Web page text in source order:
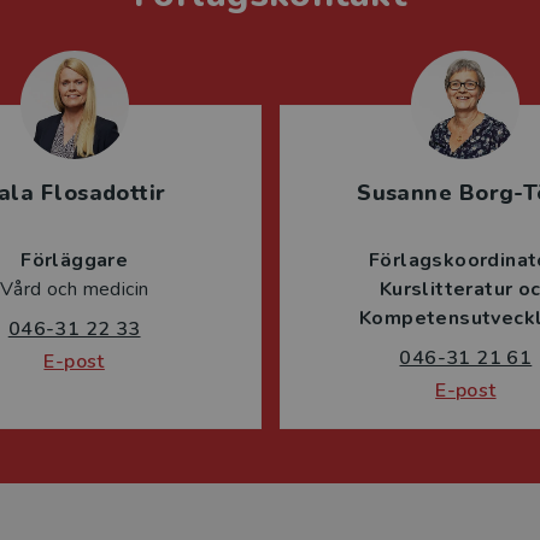
Flosadottir
Förläggare
Vård och medicin
046-31 22 33
E-post
Susanne Borg-
Kurslitteratur
046-31 21 61
E-post